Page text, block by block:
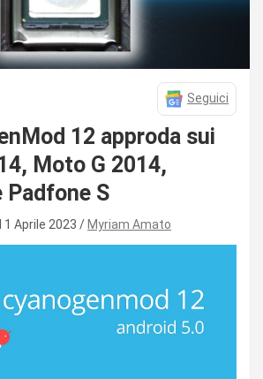
Seguici
12 approda sui
Moto G 2014,
Padfone S
Aprile 2023 Myriam Amato